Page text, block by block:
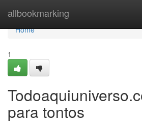
allbookmarking
Home
Home
1
para tontos